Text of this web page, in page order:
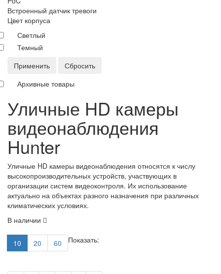
Встроенный датчик тревоги
Цвет корпуса
Светлый
Темный
Применить
Сбросить
Архивные товары
Уличные HD камеры
видеонаблюдения
Hunter
Уличные HD камеры видеонаблюдения относятся к числу
высокопроизводительных устройств, участвующих в
организации систем видеоконтроля. Их использование
актуально на объектах разного назначения при различных
климатических условиях.
В наличии
Показать:
10 20 60